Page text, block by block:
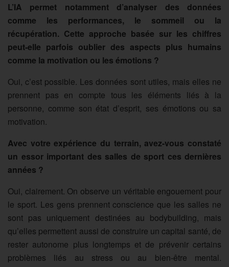
L’IA permet notamment d’analyser des données
comme les performances, le sommeil ou la
récupération. Cette approche basée sur les chiffres
peut-elle parfois oublier des aspects plus humains
comme la motivation ou les émotions ?
Oui, c’est possible. Les données sont utiles, mais elles ne
prennent pas en compte tous les éléments liés à la
personne, comme son état d’esprit, ses émotions ou sa
motivation.
Avec votre expérience du terrain, avez-vous constaté
un essor important des salles de sport ces dernières
années ?
Oui, clairement. On observe un véritable engouement pour
le sport. Les gens prennent conscience que les salles ne
sont pas uniquement destinées au bodybuilding, mais
qu’elles permettent aussi de construire un capital santé, de
rester autonome plus longtemps et de prévenir certains
problèmes liés au stress ou au bien-être mental.